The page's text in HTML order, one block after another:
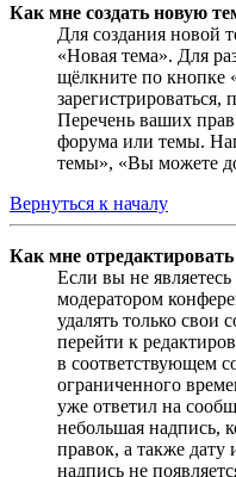
Как мне создать новую
Для создания новой
«Новая тема». Для
щёлкните по кнопке
Перечень ваших прав
форума или темы.
темы», «Вы можете
Вернуться к началу
Как мне
Если вы не
модератором
удалять только
перейти к
в соответствующем
ограниченного
уже ответил на
небольшая надпись,
правок, а также дату
надпись не